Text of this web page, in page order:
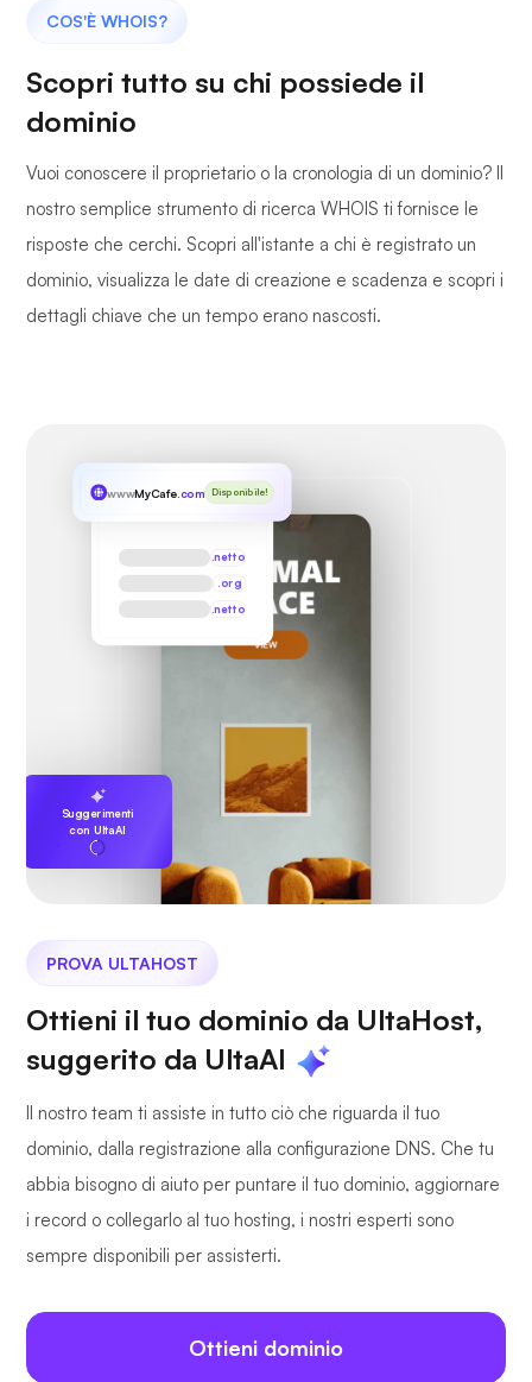
COS'È WHOIS?
Scopri tutto su chi possiede il
dominio
Vuoi conoscere il proprietario o la cronologia di un dominio? Il
nostro semplice strumento di ricerca WHOIS ti fornisce le
risposte che cerchi. Scopri all'istante a chi è registrato un
dominio, visualizza le date di creazione e scadenza e scopri i
dettagli chiave che un tempo erano nascosti.
PROVA ULTAHOST
Ottieni il tuo dominio da UltaHost,
suggerito da UltaAI
Il nostro team ti assiste in tutto ciò che riguarda il tuo
dominio, dalla registrazione alla configurazione DNS. Che tu
abbia bisogno di aiuto per puntare il tuo dominio, aggiornare
i record o collegarlo al tuo hosting, i nostri esperti sono
sempre disponibili per assisterti.
Ottieni dominio
wwwMyCafe.com Disponibile!
.netto
.org
.netto
Suggerimenti
con UltaAI